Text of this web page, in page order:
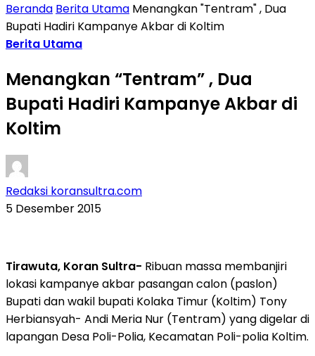
Beranda Berita Utama Menangkan "Tentram" , Dua
Bupati Hadiri Kampanye Akbar di Koltim
Berita Utama
Menangkan “Tentram” , Dua
Bupati Hadiri Kampanye Akbar di
Koltim
Redaksi koransultra.com
5 Desember 2015
Tirawuta, Koran Sultra- Ribuan massa membanjiri
lokasi kampanye akbar pasangan calon (paslon)
Bupati dan wakil bupati Kolaka Timur (Koltim) Tony
Herbiansyah- Andi Meria Nur (Tentram) yang digelar di
lapangan Desa Poli-Polia, Kecamatan Poli-polia Koltim.